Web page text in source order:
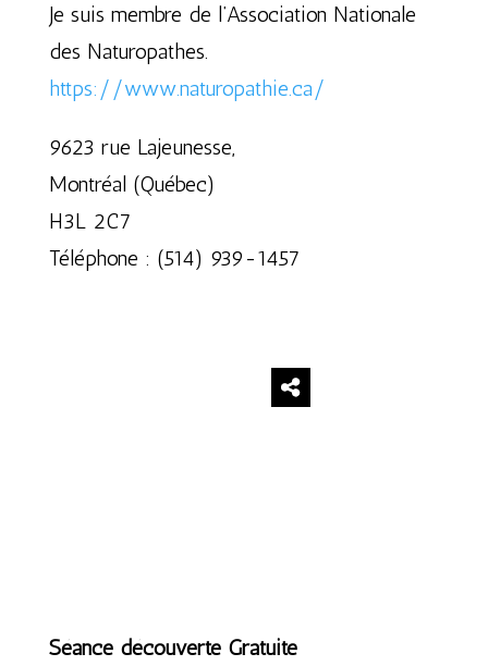
Je suis membre de l’Association Nationale
des Naturopathes.
https://www.naturopathie.ca/
9623 rue Lajeunesse,
Montréal (Québec)
H3L 2C7
Téléphone : (514) 939-1457
Séance découverte Gratuite